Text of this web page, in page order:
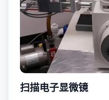
扫描电子显微镜